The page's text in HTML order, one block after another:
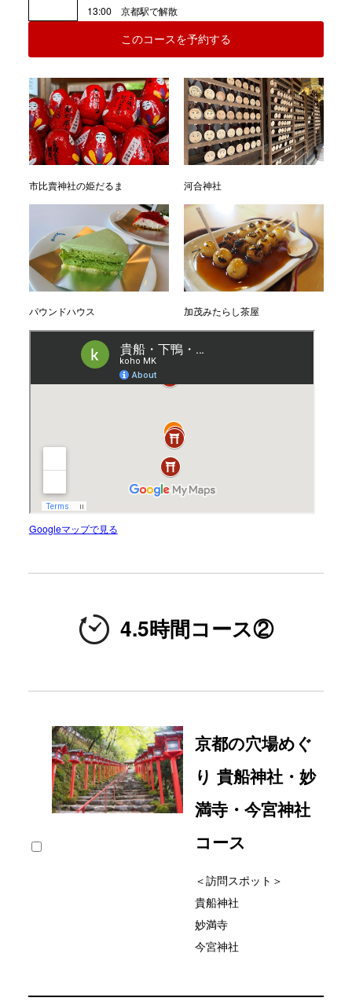
13:00 京都駅で解散
このコースを予約する
市比賣神社の姫だるま 河合神社
パウンドハウス 加茂みたらし茶屋
Googleマップで見る
4.5時間コース②
京都の穴場めぐ
り 貴船神社・妙
満寺・今宮神社
コース
＜訪問スポット＞
貴船神社
妙満寺
今宮神社